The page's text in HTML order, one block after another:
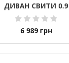
ДИВАН СВИТИ 0.9
6 989 грн